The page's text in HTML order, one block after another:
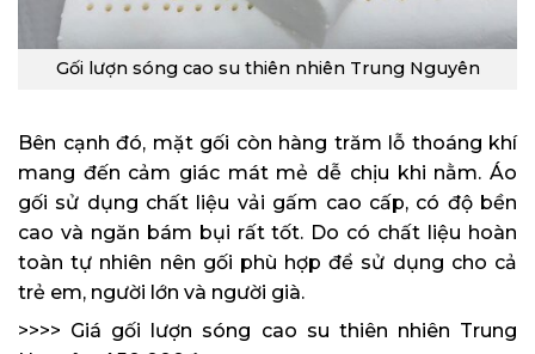
Gối lượn sóng cao su thiên nhiên Trung Nguyên
Bên cạnh đó, mặt gối còn hàng trăm lỗ thoáng khí
mang đến cảm giác mát mẻ dễ chịu khi nằm. Áo
gối sử dụng chất liệu vải gấm cao cấp, có độ bền
cao và ngăn bám bụi rất tốt. Do có chất liệu hoàn
toàn tự nhiên nên gối phù hợp để sử dụng cho cả
trẻ em, người lớn và người già.
>>>> Giá gối lượn sóng cao su thiên nhiên Trung